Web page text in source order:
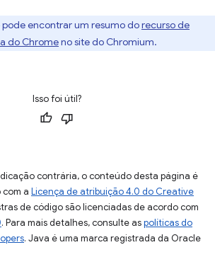
pode encontrar um resumo dorecurso de
do Chromeno site do Chromium.
Isso foi útil?
contrária, o conteúdo desta página é
a Licença de atribuição 4.0 do Creative
de código são licenciadas de acordo com
. Para mais detalhes, consulte aspolíticas do
. Java é uma marca registrada da Oracle